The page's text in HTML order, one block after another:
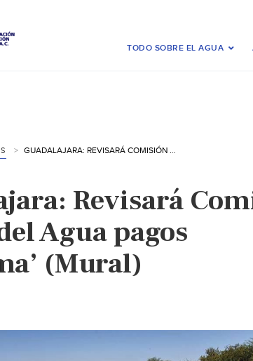
TODO SOBRE EL AGUA
GUADALAJARA: REVISARÁ COMISIÓN ESTATAL DEL AGUA PAGOS ‘FANTASMA’ (MURAL)
Revisará
Agua pagos
(Mural)